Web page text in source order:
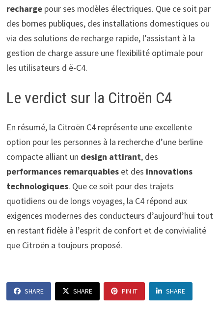
rechargepour ses modèles électriques. Que ce soit par
des bornes publiques, des installations domestiques ou
via des solutions de recharge rapide, l’assistant à la
gestion de charge assure une flexibilité optimale pour
les utilisateurs d ë-C4.
Le verdict sur la Citroën C4
En résumé, la Citroën C4 représente une excellente
option pour les personnes à la recherche d’une berline
compacte alliant un design attirant, des
performances remarquableset des innovations
technologiques. Que ce soit pour des trajets
quotidiens ou de longs voyages, la C4 répond aux
exigences modernes des conducteurs d’aujourd’hui tout
en restant fidèle à l’esprit de confort et de convivialité
que Citroën a toujours proposé.
SHARE SHARE PIN IT SHARE